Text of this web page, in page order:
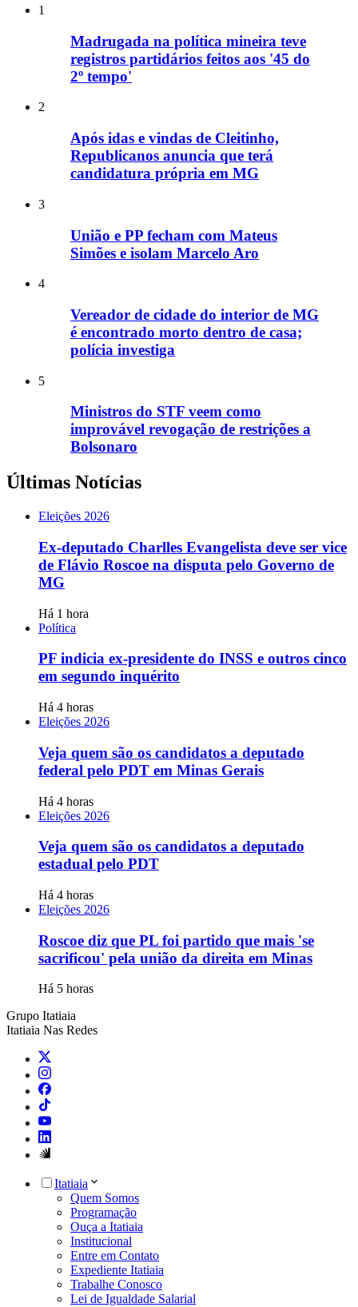
1
Madrugada na política mineira teve
registros partidários feitos aos '45 do
2º tempo'
2
Após idas e vindas de Cleitinho,
Republicanos anuncia que terá
candidatura própria em MG
3
União e PP fecham com Mateus
Simões e isolam Marcelo Aro
4
Vereador de cidade do interior de MG
é encontrado morto dentro de casa;
polícia investiga
5
Ministros do STF veem como
improvável revogação de restrições a
Bolsonaro
Últimas Notícias
Eleições 2026
Ex-deputado Charlles Evangelista deve ser vice
de Flávio Roscoe na disputa pelo Governo de
MG
Há 1 hora
Política
PF indicia ex-presidente do INSS e outros cinco
em segundo inquérito
Há 4 horas
Eleições 2026
Veja quem são os candidatos a deputado
federal pelo PDT em Minas Gerais
Há 4 horas
Eleições 2026
Veja quem são os candidatos a deputado
estadual pelo PDT
Há 4 horas
Eleições 2026
Roscoe diz que PL foi partido que mais 'se
sacrificou' pela união da direita em Minas
Há 5 horas
Grupo Itatiaia
Itatiaia Nas Redes
Itatiaia
Quem Somos
Programação
Ouça a Itatiaia
Institucional
Entre em Contato
Expediente Itatiaia
Trabalhe Conosco
Lei de Igualdade Salarial